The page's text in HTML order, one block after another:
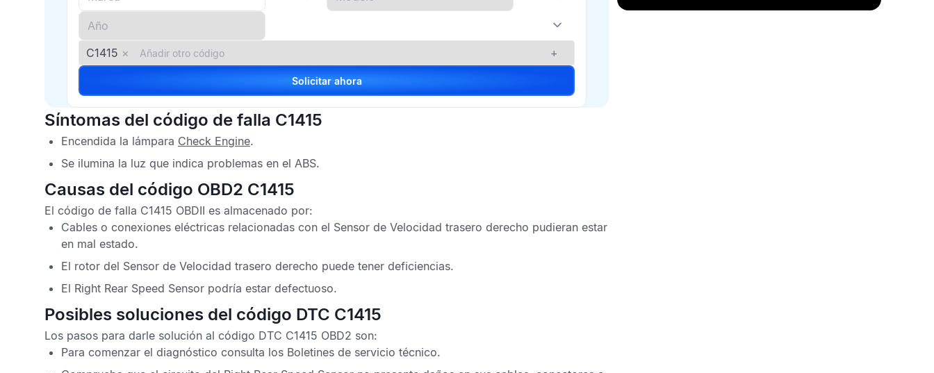
C1415 × +
Solicitar ahora
Síntomas del código de falla C1415
Encendida la lámpara Check Engine.
Se ilumina la luz que indica problemas en el ABS.
Causas del código OBD2 C1415
El código de falla C1415 OBDII es almacenado por:
Cables o conexiones eléctricas relacionadas con el Sensor de Velocidad trasero derecho pudieran estar
en mal estado.
El rotor del Sensor de Velocidad trasero derecho puede tener deficiencias.
El Right Rear Speed Sensor podría estar defectuoso.
Posibles soluciones del código DTC C1415
Los pasos para darle solución al código DTC C1415 OBD2 son:
Para comenzar el diagnóstico consulta los Boletines de servicio técnico.